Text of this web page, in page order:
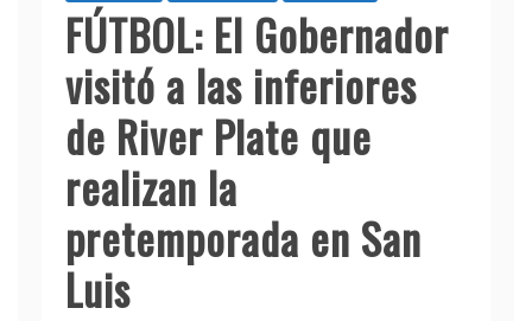
FÚTBOL: El Gobernador
visitó a las inferiores
de River Plate que
realizan la
pretemporada en San
Luis